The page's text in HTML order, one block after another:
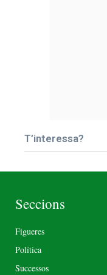
T’interessa?
Seccions
Figueres
Política
Successos